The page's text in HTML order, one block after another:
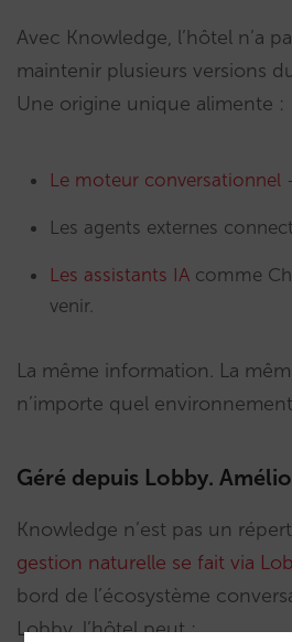
Avec Knowledge, l’hôtel n’a
maintenir plusieurs versions
Une origine unique alimente :
Le moteur conversationnel
Les agents externes
Les assistants IA comme
venir.
La même information. La
n’importe quel
Géré depuis Lobby.
Knowledge n’est pas un
gestion naturelle se fait via
bord de l’écosystème
Lobby, l’hôtel peut :